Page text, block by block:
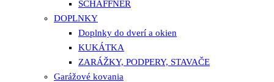
SCHAFFNER
DOPLNKY
Doplnky do dverí a okien
KUKÁTKA
ZARÁŽKY, PODPERY, STAVAČE
Garážové kovania